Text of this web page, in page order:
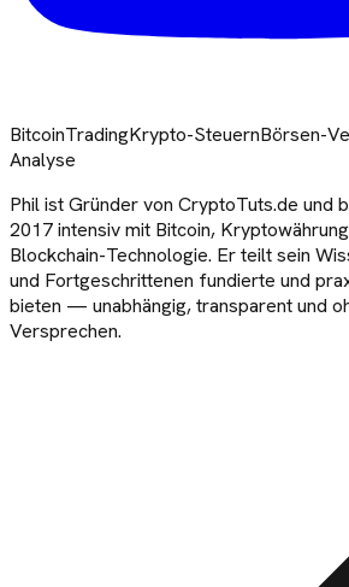
BitcoinTradingKrypto-SteuernBörsen-
Analyse
Phil ist Gründer von CryptoTuts.de und
2017 intensiv mit Bitcoin,
Blockchain-Technologie. Er teilt sein
und Fortgeschrittenen fundierte und
bieten — unabhängig, transparent und
Versprechen.